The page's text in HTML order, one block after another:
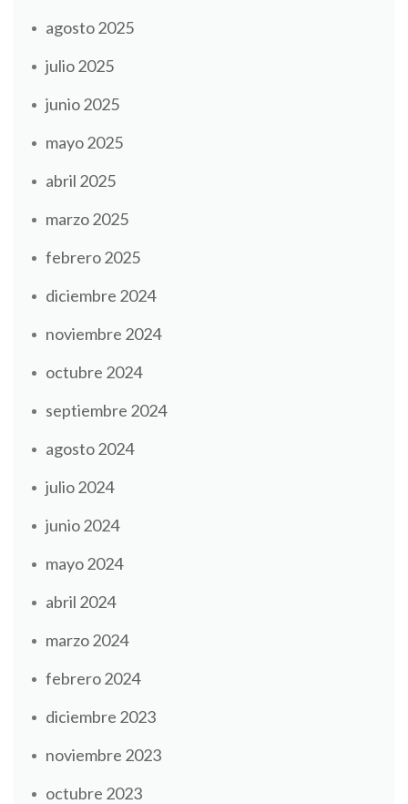
agosto 2025
julio 2025
junio 2025
mayo 2025
abril 2025
marzo 2025
febrero 2025
diciembre 2024
noviembre 2024
octubre 2024
septiembre 2024
agosto 2024
julio 2024
junio 2024
mayo 2024
abril 2024
marzo 2024
febrero 2024
diciembre 2023
noviembre 2023
octubre 2023